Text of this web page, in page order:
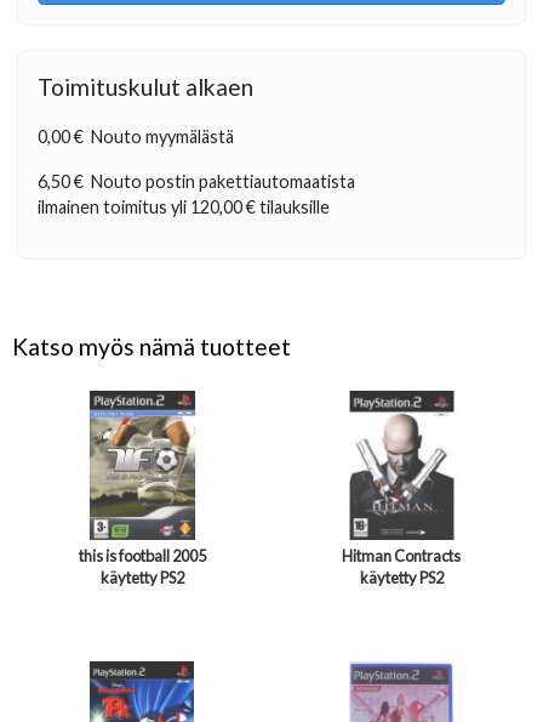
Toimituskulut alkaen
0,00 € Nouto myymälästä
6,50 € Nouto postin pakettiautomaatista
ilmainen toimitus yli 120,00 €tilauksille
Katso myös nämä tuotteet
this is football 2005
käytetty PS2
Hitman Contracts
käytetty PS2